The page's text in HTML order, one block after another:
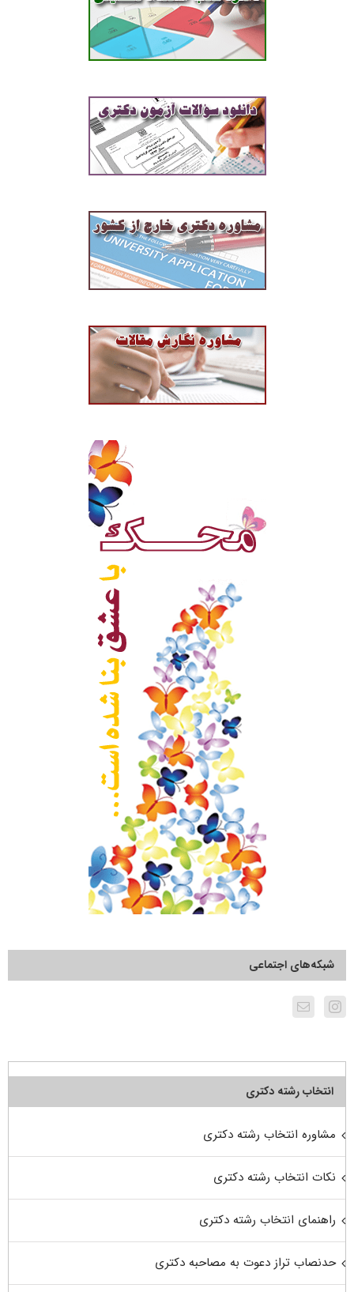
شبکه‌های اجتماعی
انتخاب رشته دکتری
مشاوره انتخاب رشته دکتری
نکات انتخاب رشته دکتری
راهنمای انتخاب رشته دکتری
حدنصاب تراز دعوت به مصاحبه دکتری